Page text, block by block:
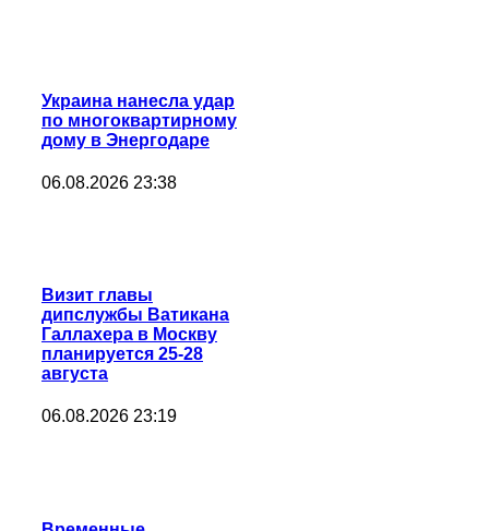
Украина нанесла удар
по многоквартирному
дому в Энергодаре
06.08.2026 23:38
Визит главы
дипслужбы Ватикана
Галлахера в Москву
планируется 25-28
августа
06.08.2026 23:19